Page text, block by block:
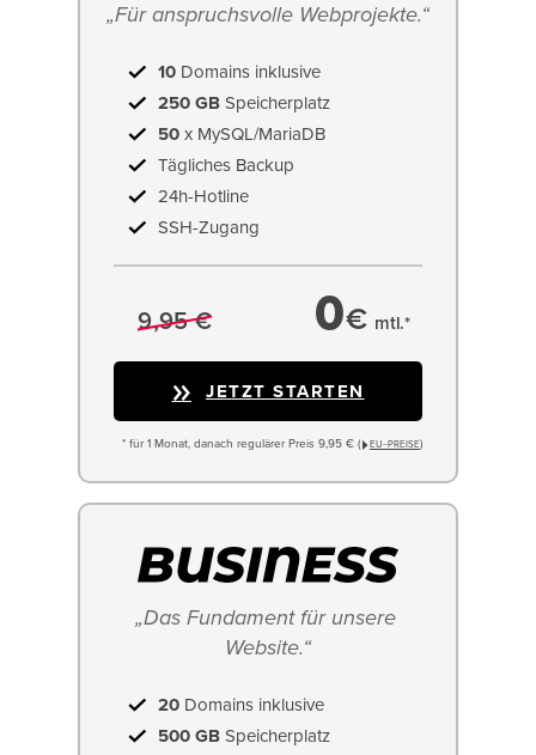
„Für anspruchsvolle Webprojekte.“
10 Domains inklusive
250 GB Speicherplatz
50 x MySQL/MariaDB
Tägliches Backup
24h-Hotline
SSH-Zugang
9,95 € 0€ mtl.*
JETZT STARTEN
* für 1 Monat, danach regulärer Preis 9,95 € ( EU−PREISE)
„Das Fundament für unsere
Website.“
20 Domains inklusive
500 GB Speicherplatz